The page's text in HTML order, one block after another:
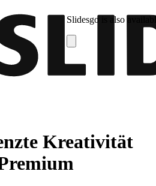
Slidesgo is also
Kreativität